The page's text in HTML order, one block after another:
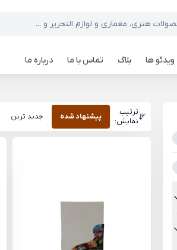
ویدئو ها بلاگ تماس با ما درباره ما
ترتیب
نمایش:
پیشنهاد شده جدید ترین